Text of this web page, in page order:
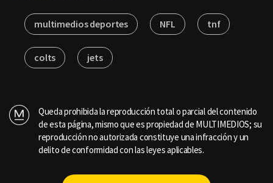
multimedios deportes NFL tnf
colts jets
Queda prohibida la reproducción total o parcial del contenido
de esta página, mismo que es propiedad de MULTIMEDIOS; su
reproducción no autorizada constituye una infracción y un
delito de conformidad con las leyes aplicables.